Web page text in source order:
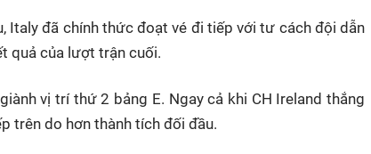
Italy đã chính thức đoạt vé đi tiếp với tư cách đội dẫn
quả của lượt trận cuối.
vị trí thứ 2 bảng E. Ngay cả khi CH Ireland thắng
trên do hơn thành tích đối đầu.